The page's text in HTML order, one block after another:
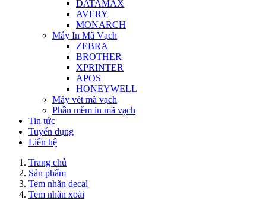
DATAMAX
AVERY
MONARCH
Máy In Mã Vạch
ZEBRA
BROTHER
XPRINTER
APOS
HONEYWELL
Máy vét mã vạch
Phần mềm in mã vạch
Tin tức
Tuyển dụng
Liên hệ
Trang chủ
Sản phẩm
Tem nhãn decal
Tem nhãn xoài